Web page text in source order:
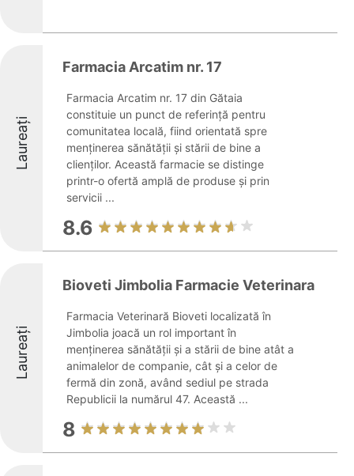
Laureați
Farmacia Arcatim nr. 17
Farmacia Arcatim nr. 17 din Gătaia
constituie un punct de referință pentru
comunitatea locală, fiind orientată spre
menținerea sănătății și stării de bine a
clienților. Această farmacie se distinge
printr-o ofertă amplă de produse și prin
servicii ...
8.6
Laureați
Bioveti Jimbolia Farmacie Veterinara
Farmacia Veterinară Bioveti localizată în
Jimbolia joacă un rol important în
menținerea sănătății și a stării de bine atât a
animalelor de companie, cât și a celor de
fermă din zonă, având sediul pe strada
Republicii la numărul 47. Această ...
8